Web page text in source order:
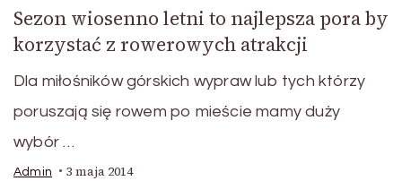
Sezon wiosenno letni to najlepsza pora by
korzystać z rowerowych atrakcji
Dla miłośników górskich wypraw lub tych którzy
poruszają się rowem po mieście mamy duży
wybór …
Admin 3 maja 2014